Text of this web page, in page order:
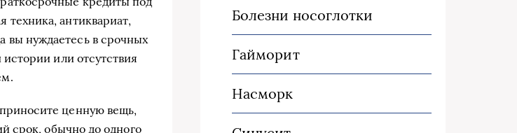
антиквариат,
вы нуждаетесь в срочных
истории или отсутствия
ценную вещь,
срок, обычно до одного
Болезни носоглотки
Гайморит
Насморк